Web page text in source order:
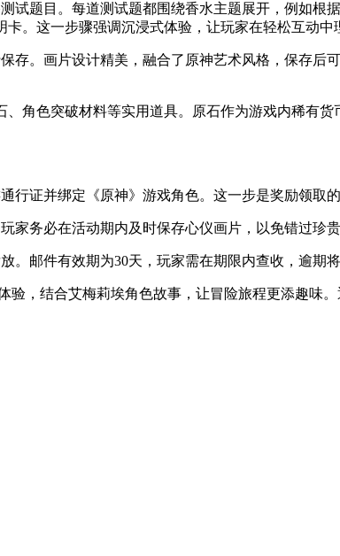
试题目。每道测试题都围绕香水主题展开，例如
。这一步骤强调沉浸式体验，让玩家在轻松互动中
存。画片设计精美，融合了原神艺术风格，保存
角色突破材料等实用道具。原石作为游戏内稀有
行证并绑定《原神》游戏角色。这一步是奖励领取
家务必在活动期内及时保存心仪画片，以免错过珍贵
。邮件有效期为30天，玩家需在期限内查收，逾期
验，结合艾梅莉埃角色故事，让冒险旅程更添趣味